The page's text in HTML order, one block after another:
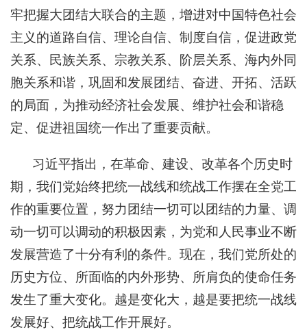
牢把握大团结大联合的主题，增进对中国特色社会
主义的道路自信、理论自信、制度自信，促进政党
关系、民族关系、宗教关系、阶层关系、海内外同
胞关系和谐，巩固和发展团结、奋进、开拓、活跃
的局面，为推动经济社会发展、维护社会和谐稳
定、促进祖国统一作出了重要贡献。
习近平指出，在革命、建设、改革各个历史时
期，我们党始终把统一战线和统战工作摆在全党工
作的重要位置，努力团结一切可以团结的力量、调
动一切可以调动的积极因素，为党和人民事业不断
发展营造了十分有利的条件。现在，我们党所处的
历史方位、所面临的内外形势、所肩负的使命任务
发生了重大变化。越是变化大，越是要把统一战线
发展好、把统战工作开展好。